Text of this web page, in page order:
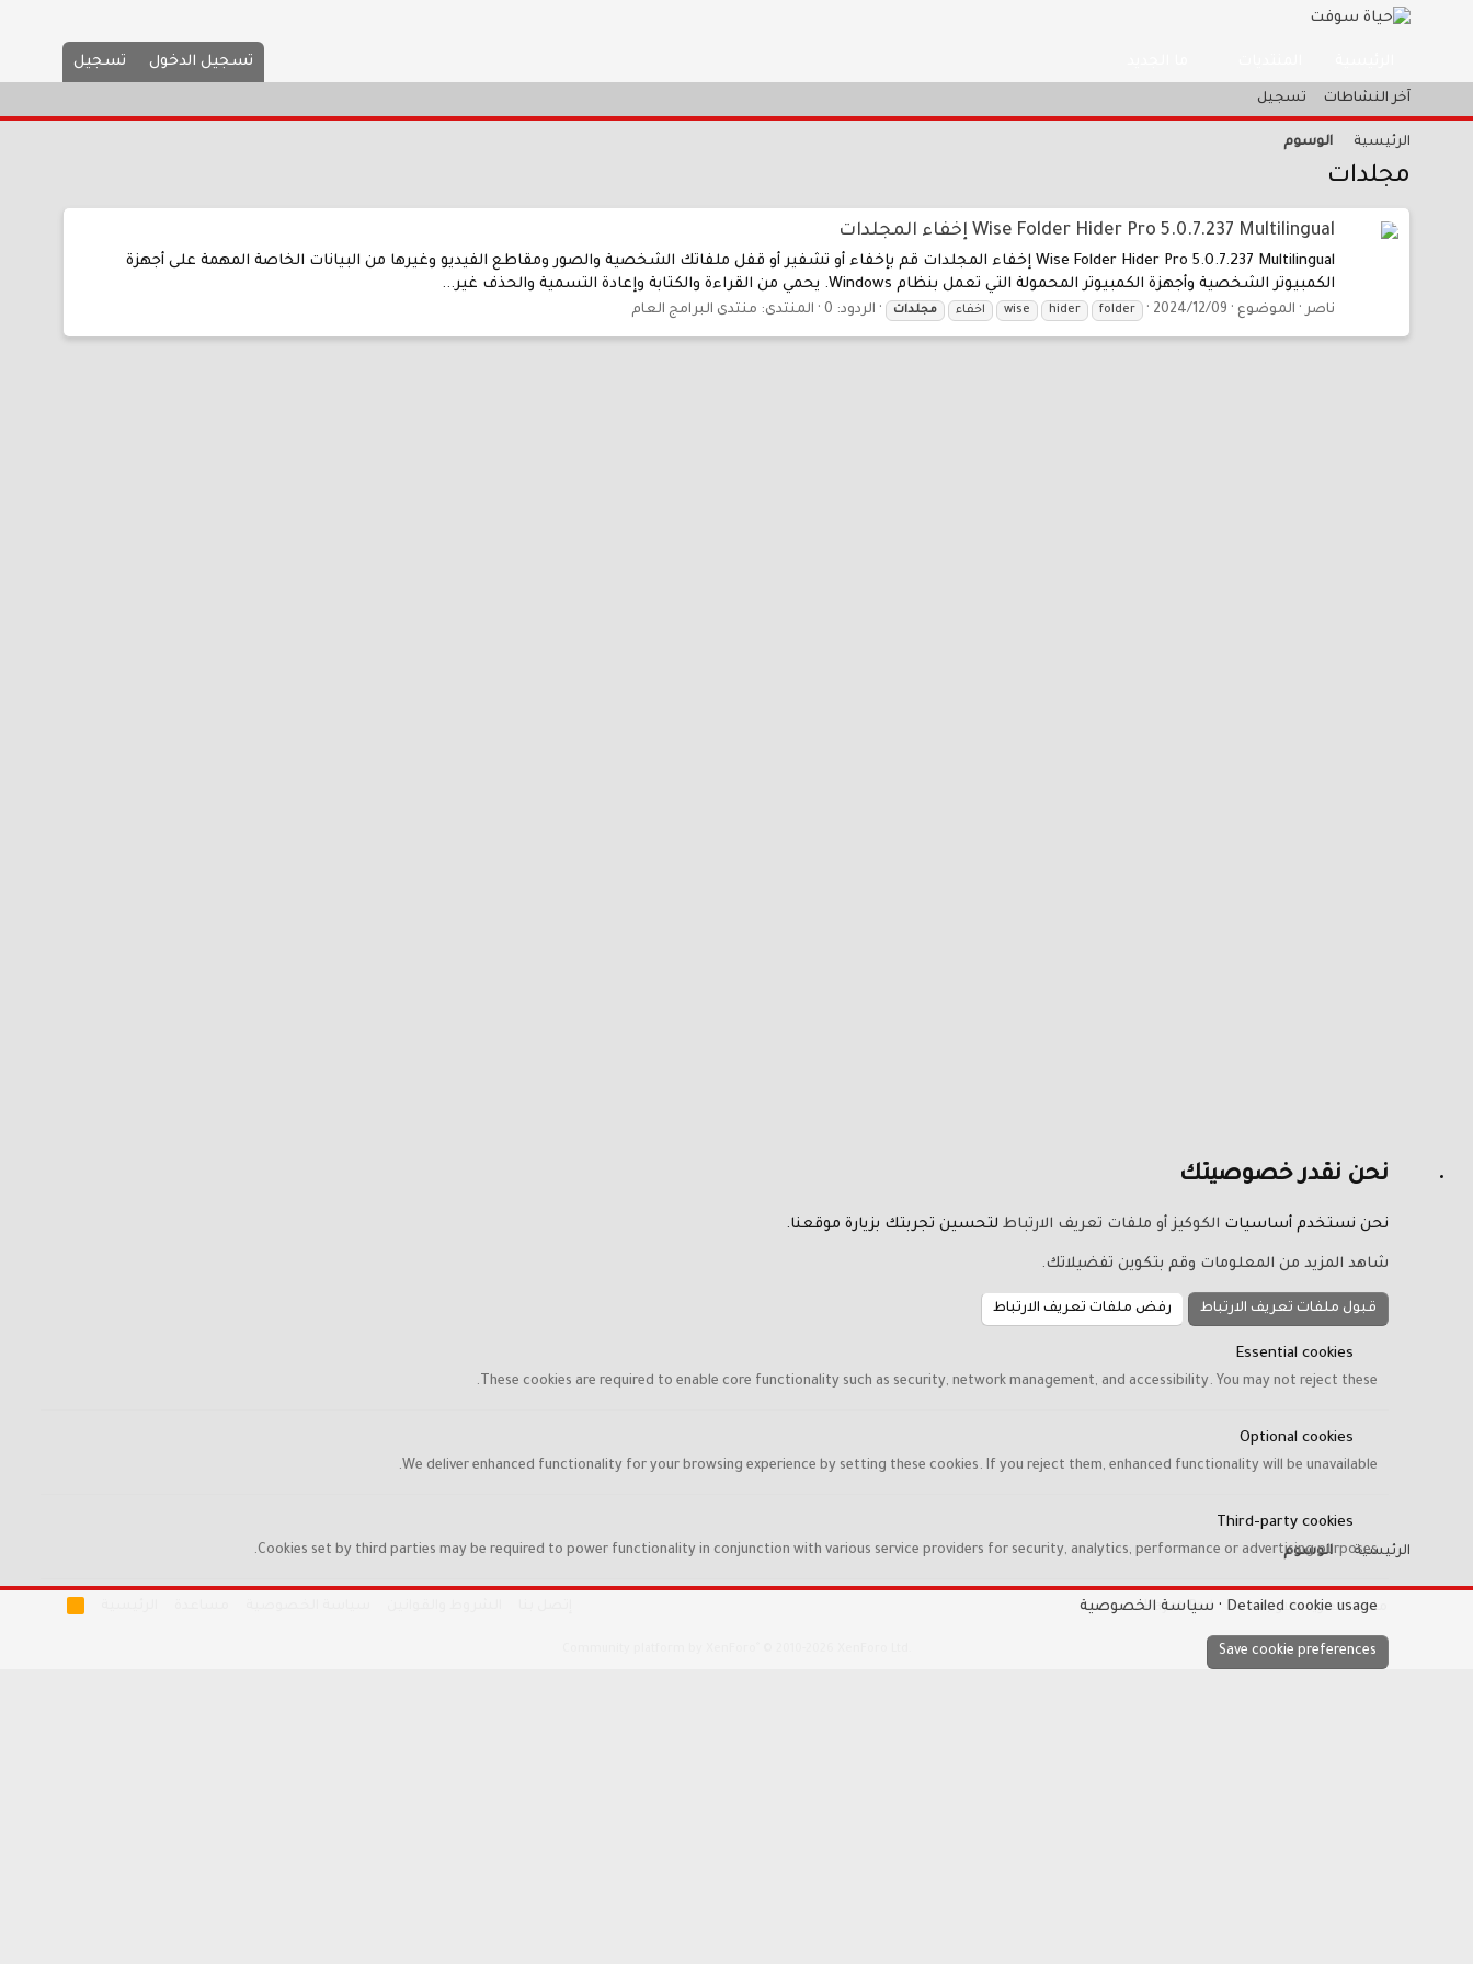
تسجيل الدخول تسجيل
آخر النشاطات تسجيل
الرئيسية الوسوم
مجلدات
Wise Folder Hider Pro 5.0.7.237 Multilingual إخفاء المجلدات
Wise Folder Hider Pro 5.0.7.237 Multilingual إخفاء المجلدات قم بإخفاء أو تشفير أو قفل ملفاتك الشخصية والصور ومقاطع الفيديو وغيرها من البيانات الخاصة المهمة على أجهزة
الكمبيوتر الشخصية وأجهزة الكمبيوتر المحمولة التي تعمل بنظام Windows. يحمي من القراءة والكتابة وإعادة التسمية والحذف غير...
ناصر الموضوع 2024/12/09
folder
hider
wise اخفاء مجلدات الردود: 0 المنتدى: منتدى البرامج العام
الرئيسية الوسوم
ملفات تعريف الارتباط
نحن نقدر خصوصيتك
نحن نستخدم أساسيات الكوكيز أو ملفات تعريف الارتباط لتحسين تجربتك بزيارة موقعنا.
شاهد المزيد من المعلومات وقم بتكوين تفضيلاتك.
قبول ملفات تعريف الارتباط رفض ملفات تعريف الارتباط
Essential cookies
These cookies are required to enable core functionality such as security, network management, and accessibility. You may not reject these.
Optional cookies
We deliver enhanced functionality for your browsing experience by setting these cookies. If you reject them, enhanced functionality will be unavailable.
Third-party cookies
Cookies set by third parties may be required to power functionality in conjunction with various service providers for security, analytics, performance or advertising purposes.
Detailed cookie usage سياسة الخصوصية
Save cookie preferences